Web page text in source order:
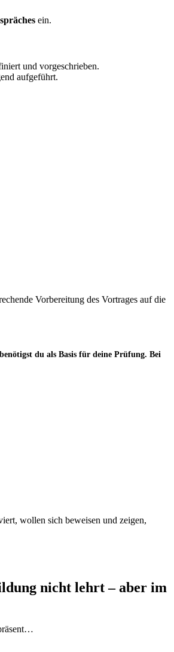
ein.
und vorgeschrieben.
aufgeführt.
Vorbereitung des Vortrages auf die
du als Basis für deine Prüfung. Bei
wollen sich beweisen und zeigen,
nicht lehrt – aber im